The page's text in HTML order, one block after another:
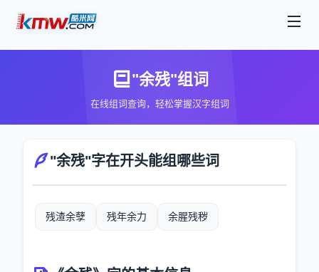
"余残"组词
在线组词查询，轻松掌握汉字组词
"余残"字在开头能组哪些词
残渣余孽 残年余力 余腥残秽